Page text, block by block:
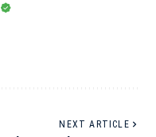
NEXT ARTICLE